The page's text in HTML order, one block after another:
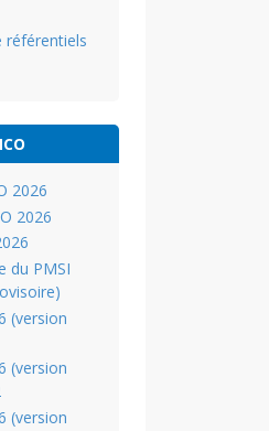
référentiels
2026
2026
du PMSI
(version
(version
(version